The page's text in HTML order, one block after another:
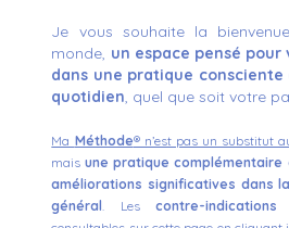
Je vous souhaite la
monde, un espace pensé
dans une pratique
quotidien, quel que soit votre
Ma Méthode® n’est pas un substitut
maisune pratique
améliorations significatives dans
général. Lescontre-indications